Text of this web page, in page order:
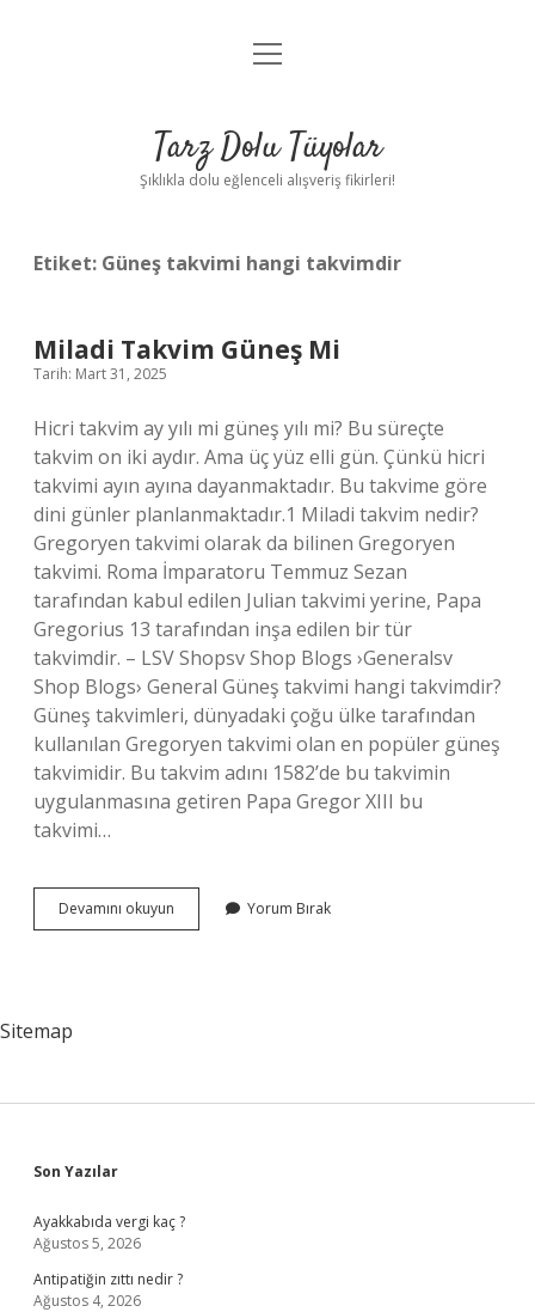
Anasayfa
Yasal Uyarı
menüyü
Tarz Dolu Tüyolar
Şıklıkla dolu eğlenceli alışveriş fikirleri!
Etiket: Güneş takvimi hangi takvimdir
Miladi Takvim Güneş Mi
Tarih: Mart 31, 2025
Hicri takvim ay yılı mi güneş yılı mi? Bu süreçte
takvim on iki aydır. Ama üç yüz elli gün. Çünkü hicri
takvimi ayın ayına dayanmaktadır. Bu takvime göre
dini günler planlanmaktadır.1 Miladi takvim nedir?
Gregoryen takvimi olarak da bilinen Gregoryen
takvimi. Roma İmparatoru Temmuz Sezan
tarafından kabul edilen Julian takvimi yerine, Papa
Gregorius 13 tarafından inşa edilen bir tür
takvimdir. – LSV Shopsv Shop Blogs ›Generalsv
Shop Blogs› General Güneş takvimi hangi takvimdir?
Güneş takvimleri, dünyadaki çoğu ülke tarafından
kullanılan Gregoryen takvimi olan en popüler güneş
takvimidir. Bu takvim adını 1582’de bu takvimin
uygulanmasına getiren Papa Gregor XIII bu
takvimi…
Devamını okuyun
Takvim
Yorum Bırak
Sitemap
Sidebar
Son Yazılar
Ayakkabıda vergi kaç ?
Ağustos 5, 2026
Antipatiğin zıttı nedir ?
Ağustos 4, 2026